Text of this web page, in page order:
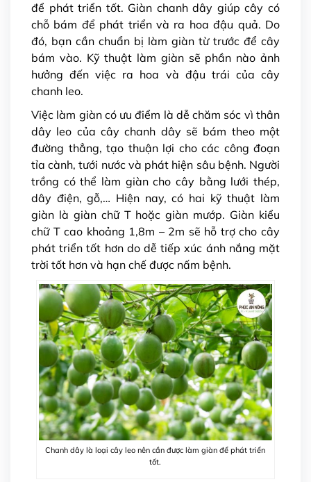
để phát triển tốt. Giàn chanh dây giúp cây có
chỗ bám để phát triển và ra hoa đậu quả. Do
đó, bạn cần chuẩn bị làm giàn từ trước để cây
bám vào. Kỹ thuật làm giàn sẽ phần nào ảnh
hưởng đến việc ra hoa và đậu trái của cây
chanh leo.
Việc làm giàn có ưu điểm là dễ chăm sóc vì thân
dây leo của cây chanh dây sẽ bám theo một
đường thẳng, tạo thuận lợi cho các công đoạn
tỉa cành, tưới nước và phát hiện sâu bệnh. Người
trồng có thể làm giàn cho cây bằng lưới thép,
dây điện, gỗ,… Hiện nay, có hai kỹ thuật làm
giàn là giàn chữ T hoặc giàn mướp. Giàn kiểu
chữ T cao khoảng 1,8m – 2m sẽ hỗ trợ cho cây
phát triển tốt hơn do dễ tiếp xúc ánh nắng mặt
trời tốt hơn và hạn chế được nấm bệnh.
Chanh dây là loại cây leo nên cần được làm giàn để phát triển
tốt.